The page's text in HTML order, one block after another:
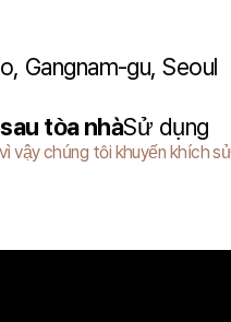
Gangnam-gu, Seoul
tòa nhàSử dụng
vậy chúng tôi khuyến khích